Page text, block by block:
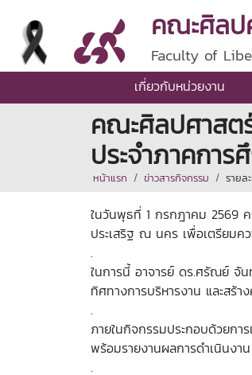
คณะศิลป
Faculty of
เกี่ยวกับหน่วยงาน
คณะศิลปศาสต
ประจำภาคการ
หน้าแรก ข่าวสารกิจกรรม รายล
ในวันพุธที่ 1 กรกฎาคม 2569
ประเสริฐ ณ นคร เพื่อเตรียมค
.
ในการนี้ อาจารย์ ดร.ศรัณย์ จั
ทิศทางการบริหารงาน และสร้
.
ภายในกิจกรรมประกอบด้วยกา
พร้อมรายงานผลการดำเนินงา
.